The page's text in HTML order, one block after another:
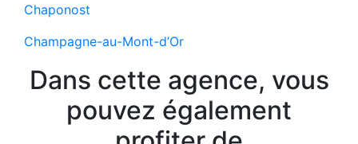
Chaponost
Champagne-au-Mont-d’Or
Dans cette agence, vous
pouvez également